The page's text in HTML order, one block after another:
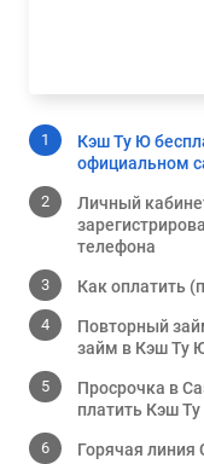
Кэш Ту Ю
официальном
Личный
телефона
Как оплатить
Повторный
займ в Кэш Ту
Просрочка в
платить Кэш
Горячая линия